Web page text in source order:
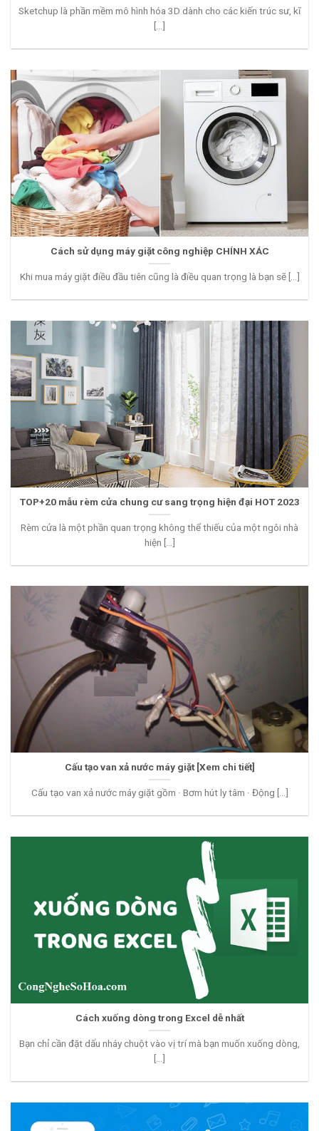
Sketchup là phần mềm mô hình hóa 3D dành cho các kiến trúc sư, kĩ
[...]
Cách sử dụng máy giặt công nghiệp CHÍNH XÁC
Khi mua máy giặt điều đầu tiên cũng là điều quan trọng là bạn sẽ [...]
TOP+20 mẫu rèm cửa chung cư sang trọng hiện đại HOT 2023
Rèm cửa là một phần quan trọng không thể thiếu của một ngôi nhà
hiện [...]
Cấu tạo van xả nước máy giặt [Xem chi tiết]
Cấu tạo van xả nước máy giặt gồm · Bơm hút ly tâm · Động [...]
Cách xuống dòng trong Excel dễ nhất
Bạn chỉ cần đặt dấu nháy chuột vào vị trí mà bạn muốn xuống dòng,
[...]